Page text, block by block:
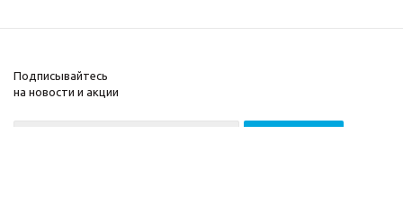
Подписывайтесь
на новости и акции